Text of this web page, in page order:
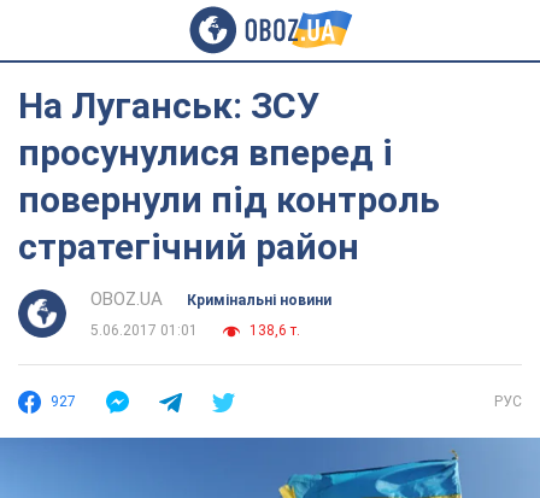
На Луганськ: ЗСУ
просунулися вперед і
повернули під контроль
стратегічний район
OBOZ.UA
Кримінальні новини
5.06.2017 01:01
138,6 т.
927 РУС